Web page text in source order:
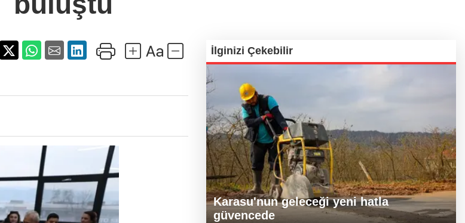
İlginizi Çekebilir
Karasu'nun geleceği yeni hatla
güvencede